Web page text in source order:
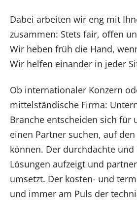
Dabei arbeiten wir eng mit
zusammen: Stets fair, offen
Wir heben früh die Hand,
Wir helfen einander in jeder
Ob internationaler Konzern
mittelständische Firma:
Branche entscheiden sich für
einen Partner suchen, auf
können. Der durchdachte
Lösungen aufzeigt und
umsetzt. Der kosten- und
und immer am Puls der